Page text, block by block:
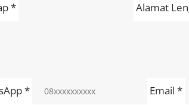
* Alamat
* Email *